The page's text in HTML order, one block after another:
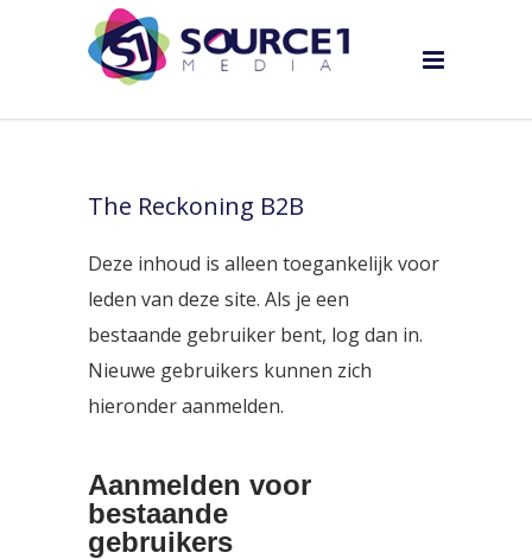
The Reckoning B2B
Deze inhoud is alleen toegankelijk voor
leden van deze site. Als je een
bestaande gebruiker bent, log dan in.
Nieuwe gebruikers kunnen zich
hieronder aanmelden.
Aanmelden voor
bestaande
gebruikers